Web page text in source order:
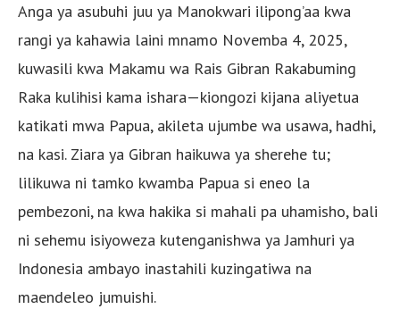
Anga ya asubuhi juu ya Manokwari ilipong’aa kwa
rangi ya kahawia laini mnamo Novemba 4, 2025,
kuwasili kwa Makamu wa Rais Gibran Rakabuming
Raka kulihisi kama ishara—kiongozi kijana aliyetua
katikati mwa Papua, akileta ujumbe wa usawa, hadhi,
na kasi. Ziara ya Gibran haikuwa ya sherehe tu;
lilikuwa ni tamko kwamba Papua si eneo la
pembezoni, na kwa hakika si mahali pa uhamisho, bali
ni sehemu isiyoweza kutenganishwa ya Jamhuri ya
Indonesia ambayo inastahili kuzingatiwa na
maendeleo jumuishi.